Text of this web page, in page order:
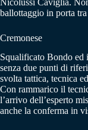
ballottaggio in porta
Cremonese
Squalificato Bondo ed
senza due punti di
svolta tattica, tecnica
Con rammarico il
l’arrivo dell’esperto
anche la conferma in